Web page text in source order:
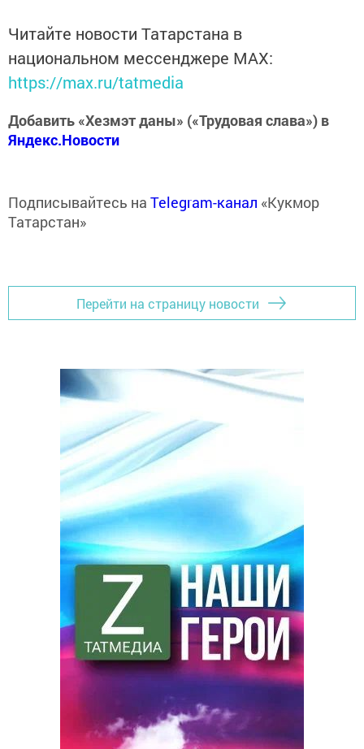
Читайте новости Татарстана в
национальном мессенджере MАХ:
https://max.ru/tatmedia
Добавить «Хезмэт даны» («Трудовая слава») в
Яндекс.Новости
Подписывайтесь на Telegram-канал «Кукмор
Татарстан»
Перейти на страницу новости